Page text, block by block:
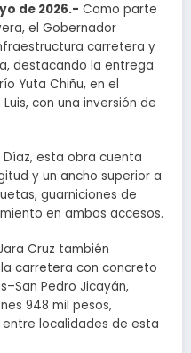
de 2026.- Como parte
el Gobernador
carretera y
destacando la entrega
Yuta Chiñu, en el
con una inversión de
esta obra cuenta
y un ancho superior a
guarniciones de
en ambos accesos.
Cruz también
carretera con concreto
Pedro Jicayán,
948 mil pesos,
localidades de esta